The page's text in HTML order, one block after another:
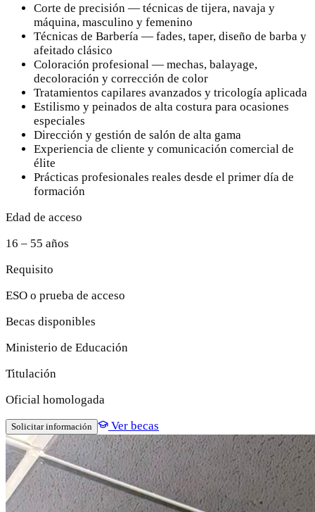
Corte de precisión — técnicas de tijera, navaja y
máquina, masculino y femenino
Técnicas de Barbería — fades, taper, diseño de barba y
afeitado clásico
Coloración profesional — mechas, balayage,
decoloración y corrección de color
Tratamientos capilares avanzados y tricología aplicada
Estilismo y peinados de alta costura para ocasiones
especiales
Dirección y gestión de salón de alta gama
Experiencia de cliente y comunicación comercial de
élite
Prácticas profesionales reales desde el primer día de
formación
Edad de acceso
16 – 55 años
Requisito
ESO o prueba de acceso
Becas disponibles
Ministerio de Educación
Titulación
Oficial homologada
Solicitar información Ver becas